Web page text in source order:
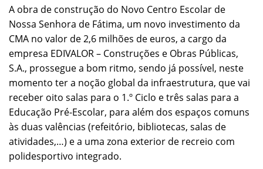
A obra de construção do Novo Centro Escolar de
Nossa Senhora de Fátima, um novo investimento da
CMA no valor de 2,6 milhões de euros, a cargo da
empresa EDIVALOR – Construções e Obras Públicas,
S.A., prossegue a bom ritmo, sendo já possível, neste
momento ter a noção global da infraestrutura, que vai
receber oito salas para o 1.º Ciclo e três salas para a
Educação Pré-Escolar, para além dos espaços comuns
às duas valências (refeitório, bibliotecas, salas de
atividades,…) e a uma zona exterior de recreio com
polidesportivo integrado.